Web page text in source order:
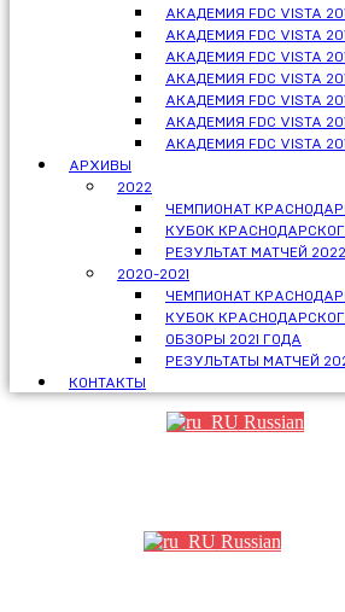
АКАДЕМИЯ FDC VISTA
АКАДЕМИЯ FDC VISTA
АКАДЕМИЯ FDC VISTA
АКАДЕМИЯ FDC VISTA
АКАДЕМИЯ FDC VISTA
АКАДЕМИЯ FDC VISTA
АКАДЕМИЯ FDC VISTA
АРХИВЫ
2022
ЧЕМПИОНАТ
КУБОК
РЕЗУЛЬТАТ МАТЧЕЙ 2022
2020-2021
ЧЕМПИОНАТ
КУБОК
ОБЗОРЫ 2021 ГОДА
РЕЗУЛЬТАТЫ МАТЧЕЙ
КОНТАКТЫ
Russian
Russian